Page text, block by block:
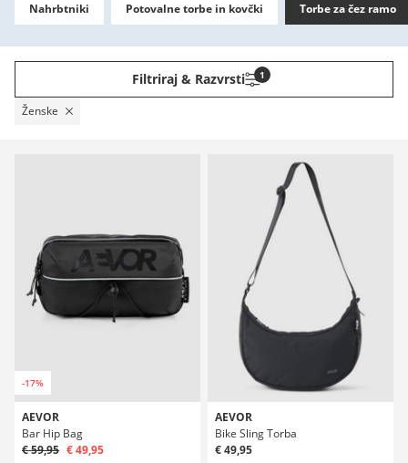
Nahrbtniki Potovalne torbe in kovčki Torbe za čez ramo
Filtriraj & Razvrsti 1
Ženske
-17%
AEVOR
Bar Hip Bag
€ 59,95 € 49,95
AEVOR
Bike Sling Torba
€ 49,95